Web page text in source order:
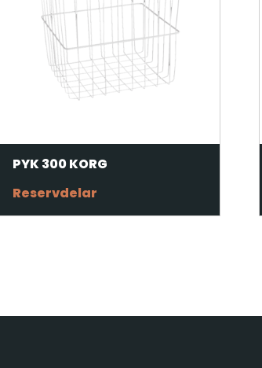
PYK 300 KORG
Reservdelar